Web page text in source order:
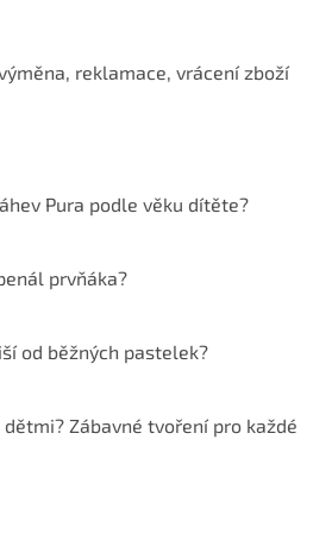
reklamace, vrácení zboží
Pura podle věku dítěte?
prvňáka?
od běžných pastelek?
Zábavné tvoření pro každé